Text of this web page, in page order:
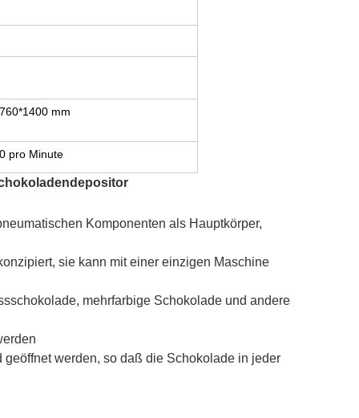
mm
pro Minute
Komponenten als Hauptkörper,
sie kann mit einer einzigen Maschine
mehrfarbige Schokolade und andere
werden, so daß die Schokolade in jeder